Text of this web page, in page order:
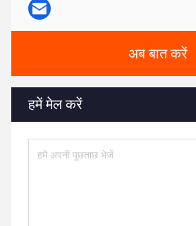
अब बात करें
हमें मेल करें